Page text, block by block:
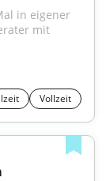
in eigener
mit
Vollzeit